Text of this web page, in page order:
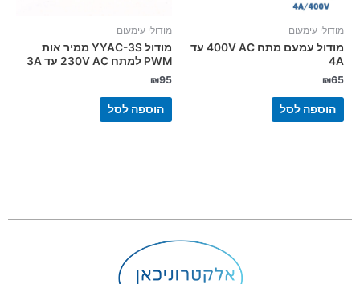
מודולי עימעום
מודול עמעם מתח 400V AC עד
4A
₪65
הוספה לסל
מודולי עימעום
מודול YYAC-3S ממיר אות
PWM למתח 230V AC עד 3A
₪95
הוספה לסל